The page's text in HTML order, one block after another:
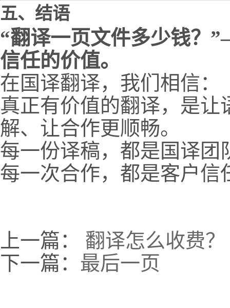
五、结语
“翻译一页文件多少钱？
信任的价值。
在国译翻译，我们相信：
真正有价值的翻译，是
解、让合作更顺畅。
每一份译稿，都是国译团
每一次合作，都是客户信
上一篇：
翻译怎么收费？
下一篇： 最后一页